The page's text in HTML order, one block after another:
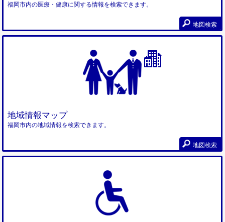
福岡市内の医療・健康に関する情報を検索できます。
地図検索
地域情報マップ
福岡市内の地域情報を検索できます。
地図検索